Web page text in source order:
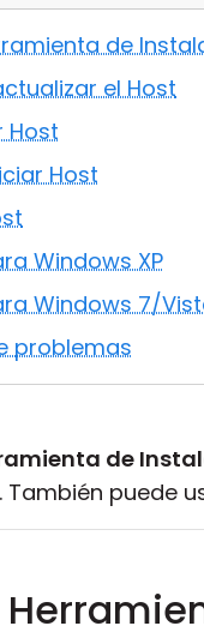
de
el Host
Host
Host
Windows XP
Windows 7/
problemas
de
También puede